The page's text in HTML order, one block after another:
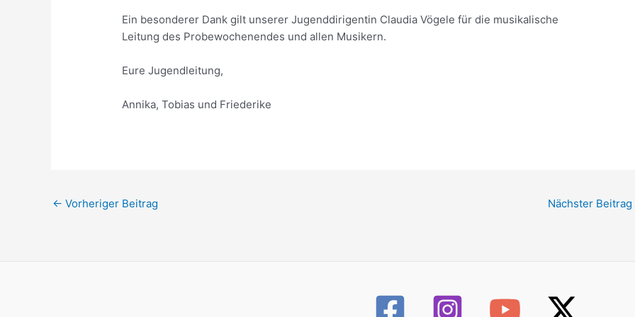
Ein besonderer Dank gilt unserer Jugenddirigentin Claudia Vögele für die musikalische
Leitung des Probewochenendes und allen Musikern.
Eure Jugendleitung,
Annika, Tobias und Friederike
Beitragsnavigation
← Vorheriger Beitrag Nächster Beitrag